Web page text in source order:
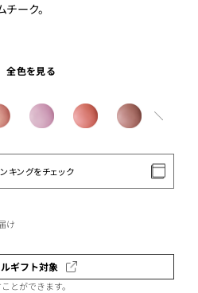
ーク。
全色を見る
キングをチェック
け
ギフト対象
とができます。